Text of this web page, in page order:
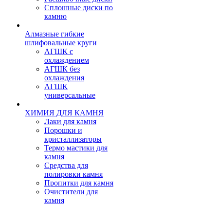
Сплошные диски по
камню
Алмазные гибкие
шлифовальные круги
АГШК с
охлаждением
АГШК без
охлаждения
АГШК
универсальные
ХИМИЯ ДЛЯ КАМНЯ
Лаки для камня
Порошки и
кристаллизаторы
Термо мастики для
камня
Средства для
полировки камня
Пропитки для камня
Очистители для
камня